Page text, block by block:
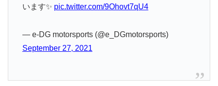
います✨ pic.twitter.com/9Ohovt7qU4
— e-DG motorsports (@e_DGmotorsports)
September 27, 2021